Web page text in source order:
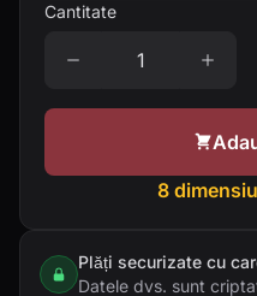
Cantitate
8
Plăți securizate cu
Datele dvs. sunt